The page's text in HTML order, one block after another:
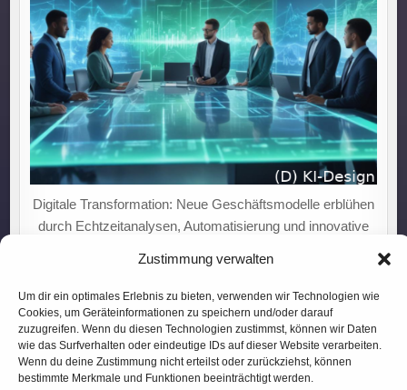
Zustimmung verwalten
Um dir ein optimales Erlebnis zu bieten, verwenden wir Technologien wie
Cookies, um Geräteinformationen zu speichern und/oder darauf
zuzugreifen. Wenn du diesen Technologien zustimmst, können wir Daten
wie das Surfverhalten oder eindeutige IDs auf dieser Website verarbeiten.
Wenn du deine Zustimmung nicht erteilst oder zurückziehst, können
bestimmte Merkmale und Funktionen beeinträchtigt werden.
Digitale Transformation: Neue Geschäftsmodelle erblühen
durch Echtzeitanalysen, Automatisierung und innovative